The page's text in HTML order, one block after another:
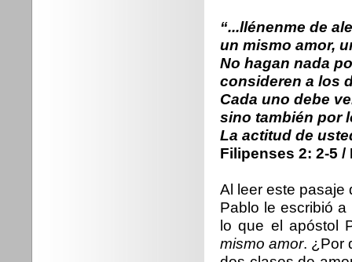
“...llénenme de
un mismo amor,
No hagan nada
consideren a los
Cada uno debe
sino también por
La actitud de
Filipenses 2: 2-5 /
Al leer este pasaje
Pablo le escribió
lo que el apóstol
mismo amor. ¿Por